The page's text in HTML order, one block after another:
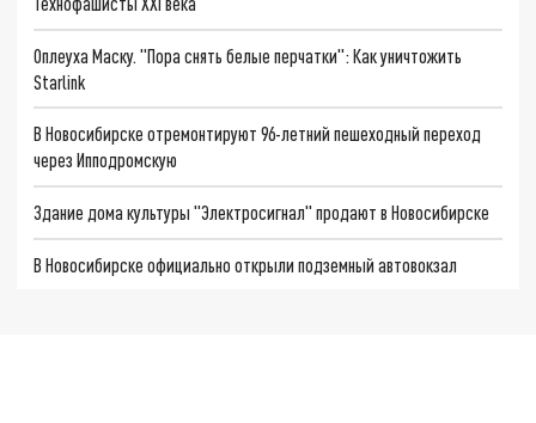
Оплеуха Маску. "Пора снять белые перчатки": Как уничтожить
Starlink
В Новосибирске отремонтируют 96-летний пешеходный переход
через Ипподромскую
Здание дома культуры "Электросигнал" продают в Новосибирске
В Новосибирске официально открыли подземный автовокзал